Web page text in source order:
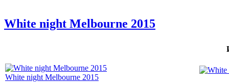
White night Melbourne 2015
White night Melbourne 2015